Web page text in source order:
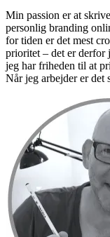
Min passion er at
personlig branding
for tiden er det mest
prioritet – det er derfor
jeg har friheden til at
Når jeg arbejder er det
Sidebar